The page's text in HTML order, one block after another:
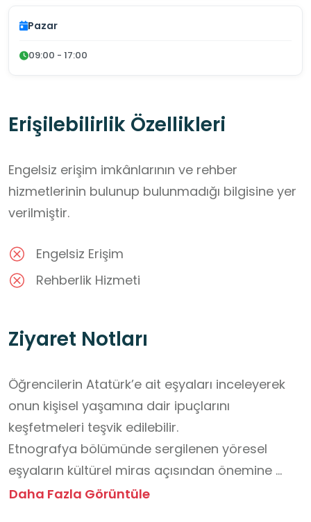
Pazar
09:00 - 17:00
Erişilebilirlik Özellikleri
Engelsiz erişim imkânlarının ve rehber
hizmetlerinin bulunup bulunmadığı bilgisine yer
verilmiştir.
Engelsiz Erişim
Rehberlik Hizmeti
Ziyaret Notları
Öğrencilerin Atatürk’e ait eşyaları inceleyerek
onun kişisel yaşamına dair ipuçlarını
keşfetmeleri teşvik edilebilir.
Etnografya bölümünde sergilenen yöresel
eşyaların kültürel miras açısından önemine
dikkat çekilebilir.
Daha Fazla Görüntüle